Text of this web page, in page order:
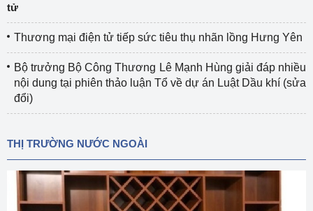
tử
Thương mại điện tử tiếp sức tiêu thụ nhãn lồng Hưng Yên
Bộ trưởng Bộ Công Thương Lê Mạnh Hùng giải đáp nhiều
nội dung tại phiên thảo luận Tổ về dự án Luật Dầu khí (sửa
đổi)
THỊ TRƯỜNG NƯỚC NGOÀI